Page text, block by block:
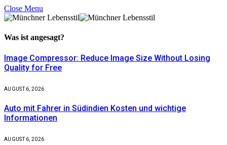
Close Menu
Was ist angesagt?
Image Compressor: Reduce Image Size Without Losing
Quality for Free
AUGUST 6, 2026
Auto mit Fahrer in Südindien Kosten und wichtige
Informationen
AUGUST 6, 2026